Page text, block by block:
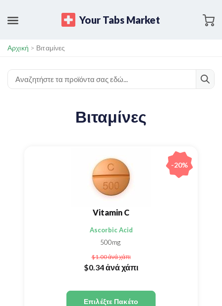
Your Tabs Market
Αρχική > Βιταμίνες
Βιταμίνες
Vitamin C
Ascorbic Acid
500mg
$1.00ἀνά χάπι
$0.34ἀνά χάπι
Επιλέξτε Πακέτο
-20%